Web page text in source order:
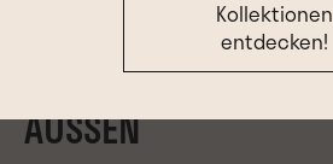
30x30x9mm nat rett. R10 B
AUSSEN
Kollektionen
entdecken!